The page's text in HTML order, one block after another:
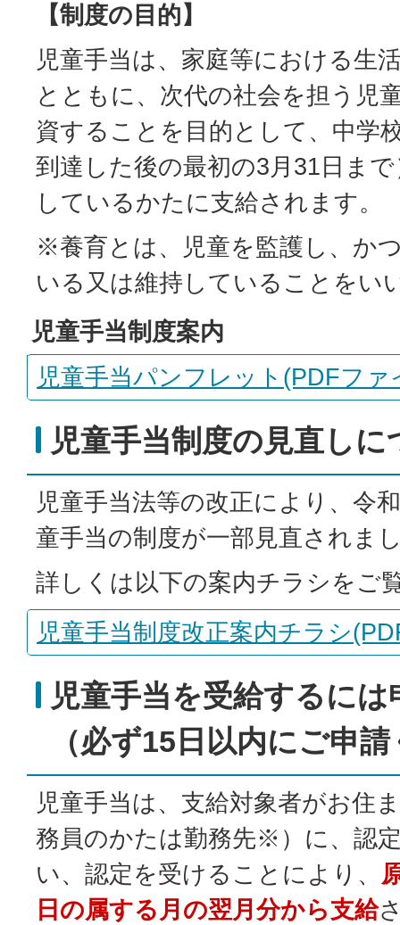
【制度の目的】
児童手当は、家庭等における生
とともに、次代の社会を担う児
資することを目的として、中学
到達した後の最初の3月31日ま
しているかたに支給されます。
※養育とは、児童を監護し、か
いる又は維持していることをい
児童手当制度案内
児童手当パンフレット(PDFファ
児童手当制度の見直しに
児童手当法等の改正により、令
童手当の制度が一部見直されま
詳しくは以下の案内チラシをご
児童手当制度改正案内チラシ
児童手当を受給するに
（必ず15日以内にご申
児童手当は、支給対象者がお住
務員のかたは勤務先※）に、認
い、認定を受けることにより、
日の属する月の翌月分から支給